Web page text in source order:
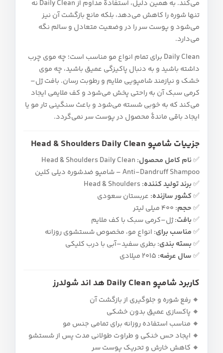
می‌کند. به همین دلیل، استفادهٔ مداوم از Daily Clean نه‌
تنها شوره را کاهش می‌دهد، بلکه مانع بازگشت آن نیز
می‌شود و پوست سر را در وضعیت متعادل و سالم نگه
می‌دارد.
Daily Clean برای تمام انواع مو مناسب است؛ چه موی چرب
داشته باشید و به دنبال پاکیزگی عمیق باشید، چه موی
خشک و نیازمند شامپویی ملایم و رطوبت‌ رسان. بافت ژل–
کرمی سبک آن به‌ راحتی پخش می‌شود و کف ملایمی ایجاد
می‌کند که به‌ خوبی شسته می‌شود و باعث سنگینی تار مو یا
ایجاد باقی‌ ماندهٔ محصول در پوست سر نمی‌گردد.
جزییات شامپو Head & Shoulders Daily Clean
✅نام کامل محصول: Head & Shoulders Daily Clean
Anti-Dandruff Shampoo – شامپو ضدشوره دیلی کلین
✅برند تولید کننده:
✅کشور سازنده: عربستان سعودی
✅حجم:
✅بافت:ژل–کرمی سبک با کف ملایم
✅مناسب برای: انواع مو، مخصوص شستشوی روزانه
✅بسته‌ بندی: بطری سفید–آبی با درب کلیکی
✅سال عرضه:
کاربرد شامپو Daily Clean هد اند شولدرز
🔸 رفع شوره و جلوگیری از بازگشت آن
🔸 پاکسازی عمیق بدون خشکی
🔸 مناسب استفاده روزانه برای تمامی جنس مو
🔸 ایجاد حس خنکی و طراوت طولانی‌ مدت پس از شستشو
🔸 کاهش خارش و تحریک پوست سر